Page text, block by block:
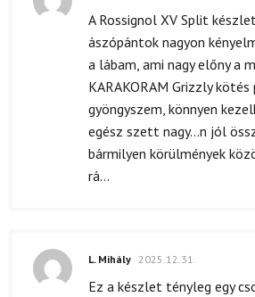
A Rossignol XV Split
ászópántok nagyon
a lábam, ami nagy előny a
KARAKORAM Grizzly kötés
gyöngyszem, könnyen
egész szett nagy...n jól
bármilyen körülmények
rá...
L. Mihály 2025.12.31.
Ez a készlet tényleg egy